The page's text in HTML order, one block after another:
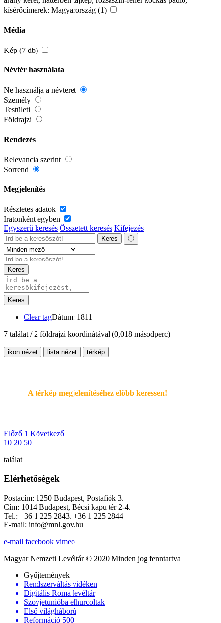
kísérőcímerek: Magyarország (1)
Média
Kép (7 db)
Névtér használata
Ne használja a névteret
Személy
Testületi
Földrajzi
Rendezés
Relevancia szerint
Sorrend
Megjelenítés
Részletes adatok
Iratonként egyben
Egyszerű keresés Összetett keresés Kifejezés
Keres ⓘ
Keres
Keres
Clear tagDátum: 1811
7 találat / 2 földrajzi koordinátával (0,018 másodperc)
ikon nézet lista nézet térkép
A térkép megjelenítéséhez elöbb keressen!
Előző 1 Következő
10 20 50
találat
Elérhetőségek
Postacím: 1250 Budapest, Postafiók 3.
Cím: 1014 Budapest, Bécsi kapu tér 2-4.
Tel.: +36 1 225 2843, +36 1 225 2844
E-mail: info@mnl.gov.hu
e-mail facebook vimeo
Magyar Nemzeti Levéltár © 2020 Minden jog fenntartva
Gyűjtemények
Rendszerváltás vidéken
Digitális Roma levéltár
Szovjetunióba elhurcoltak
Első világháború
Reformáció 500